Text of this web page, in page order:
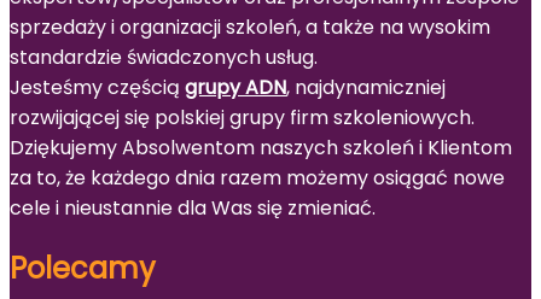
sprzedaży i organizacji szkoleń, a także na wysokim
standardzie świadczonych usług.
Jesteśmy częścią grupy ADN, najdynamiczniej
rozwijającej się polskiej grupy firm szkoleniowych.
Dziękujemy Absolwentom naszych szkoleń i Klientom
za to, że każdego dnia razem możemy osiągać nowe
cele i nieustannie dla Was się zmieniać.
Polecamy